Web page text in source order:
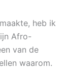
heb ik
Afro-
van de
waarom.